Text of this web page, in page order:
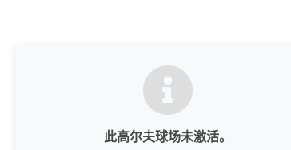
此高尔夫球场未激活。